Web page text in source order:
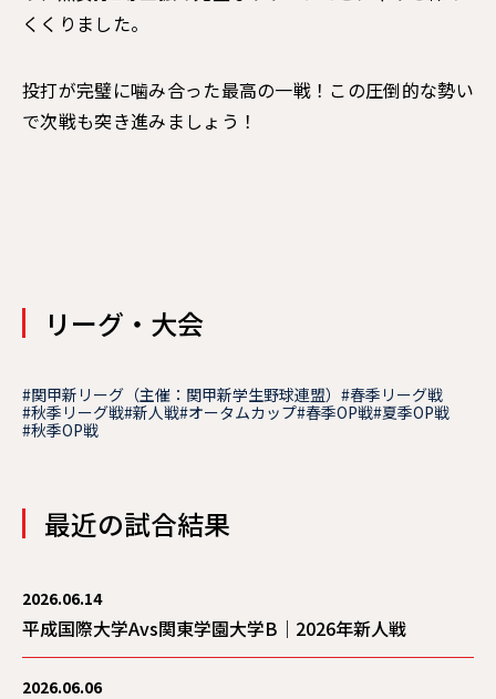
くくりました。
投打が完璧に噛み合った最高の一戦！この圧倒的な勢い
で次戦も突き進みましょう！
リーグ・大会
#関甲新リーグ（主催：関甲新学生野球連盟） #春季リーグ戦
#秋季リーグ戦#新人戦#オータムカップ#春季OP戦#夏季OP戦
#秋季OP戦
最近の試合結果
2026.06.14
平成国際大学Avs関東学園大学B｜2026年新人戦
2026.06.06